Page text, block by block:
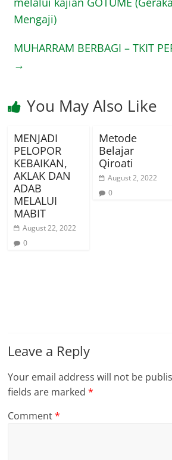
Mengaji)
MUHARRAM BERBAGI – TKIT
→
You May Also Like
MENJADI
PELOPOR
KEBAIKAN,
AKLAK DAN
ADAB
MELALUI
MABIT
August 22, 2022
0
Metode
Belajar
Qiroati
August 2, 2022
0
Leave a Reply
Your email address will not be
fields are marked*
Comment*